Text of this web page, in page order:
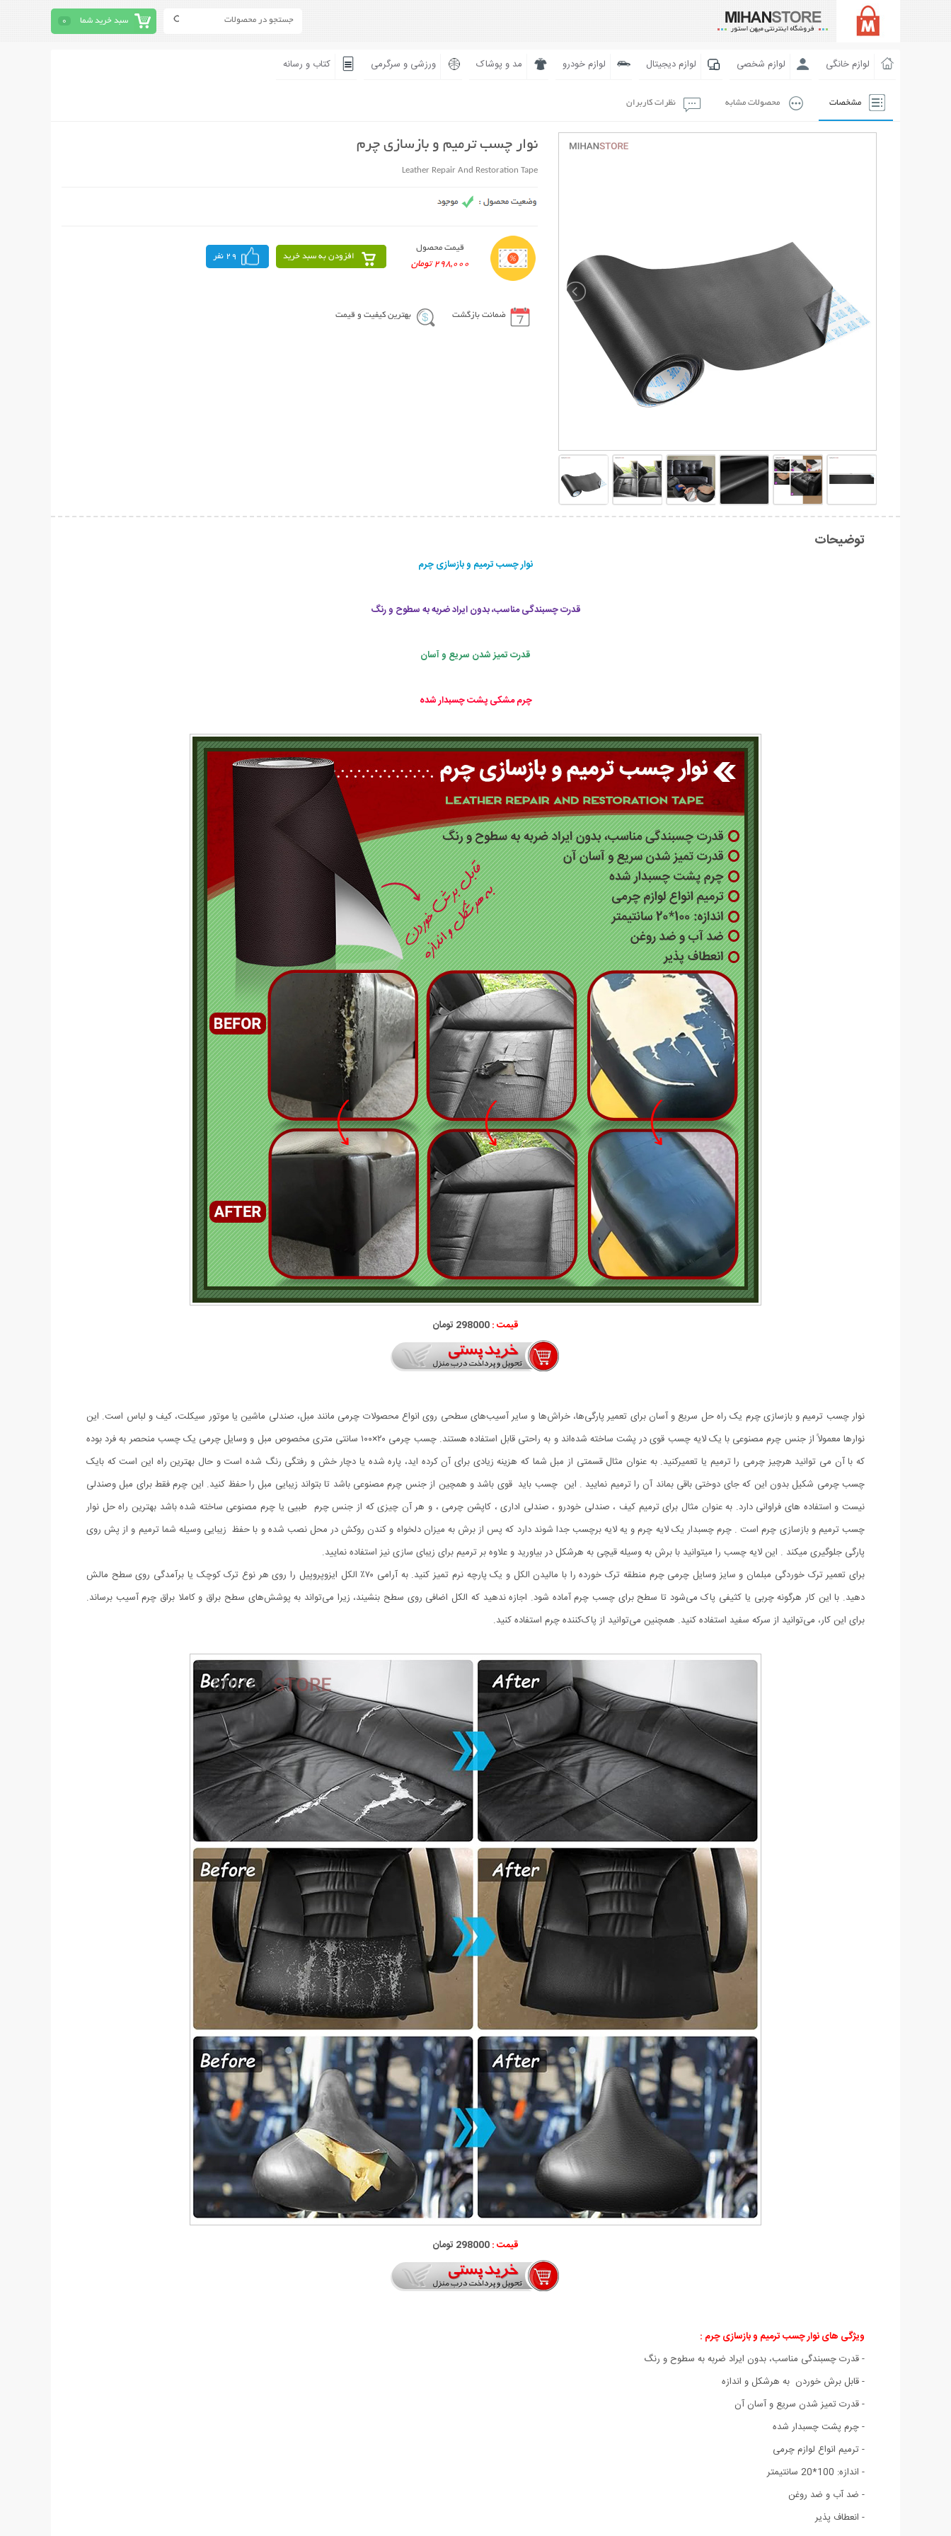
سبد خرید شما 0
لوازم خانگی لوازم شخصی لوازم دیجیتال لوازم خودرو مد و پوشاک ورزشی و سرگرمی کتاب و رسانه
مشخصات محصولات مشابه نظرات کاربران
نوار چسب ترمیم و بازسازی چرم
Leather Repair And Restoration Tape
قیمت محصول
298,000 تومان
افزودن به سبد خرید 29 نفر
ضمانت بازگشت بهترین کیفیت و قیمت
توضیحات
نوار چسب ترمیم و بازسازی چرم
قدرت چسبندگی مناسب، بدون ایراد ضربه به سطوح و رنگ
قدرت تمیز شدن سریع و آسان
چرم مشکی پشت چسبدار شده
قیمت :298000 تومان
نوار چسب ترمیم و بازسازی چرم یک راه حل سریع و آسان برای تعمیر پارگی‌ها، خراش‌ها و سایر آسیب‌های سطحی روی انواع محصولات چرمی مانند مبل، صندلی ماشین یا موتور سیکلت، کیف و لباس است. این
نوارها معمولاً از جنس چرم مصنوعی با یک لایه چسب قوی در پشت ساخته شده‌اند و به راحتی قابل استفاده هستند. چسب چرمی ۲۰×۱۰۰ سانتی متری مخصوص مبل و وسایل چرمی یک چسب منحصر به فرد بوده
که با آن می توانید هرچیز چرمی را ترمیم یا تعمیرکنید. به عنوان مثال قسمتی از مبل شما که هزینه زیادی برای آن کرده اید، پاره شده یا دچار خش و رفتگی رنگ شده است و حال بهترین راه این است که بایک
چسب چرمی شکیل بدون این که جای دوختی باقی بماند آن را ترمیم نمایید . این چسب باید قوی باشد و همچین از جنس چرم مصنوعی باشد تا بتواند زیبایی مبل را حفظ کنید. این چرم فقط برای مبل وصندلی
نیست و استفاده های فراوانی دارد. به عنوان مثال برای ترمیم کیف ، صندلی خودرو ، صندلی اداری ، کاپشن چرمی ، و هر آن چیزی که از جنس چرم طبیی یا چرم مصنوعی ساخته شده باشد بهترین راه حل نوار
چسب ترمیم و بازسازی چرم است . چرم چسبدار یک لایه چرم و یه لایه برچسب جدا شوند دارد که پس از برش به میزان دلخواه و کندن روکش در محل نصب شده و با حفظ زیبایی وسیله شما ترمیم و از پش روی
پارگی جلوگیری میکند . این لایه چسب را میتوانید با برش به وسیله قیچی به هرشکل در بیاورید و علاوه بر ترمیم برای زیبای سازی نیز استفاده نمایید.
برای تعمیر ترک خوردگی مبلمان و سایز وسایل چرمی چرم منطقه ترک خورده را با مالیدن الکل و یک پارچه نرم تمیز کنید. به آرامی ۷۰٪ الکل ایزوپروپیل را روی هر نوع ترک کوچک یا برآمدگی روی سطح مالش
دهید. با این کار هرگونه چربی یا کثیفی پاک می‌شود تا سطح برای چسب چرم آماده شود. اجازه ندهید که الکل اضافی روی سطح بنشیند، زیرا می‌تواند به پوشش‌های سطح براق و کاملا براق چرم آسیب برساند.
برای این کار، می‌توانید از سرکه سفید استفاده کنید. همچنین می‌توانید از پاک‌کننده چرم استفاده کنید.
قیمت :298000 تومان
ویژگی های نوار چسب ترمیم و بازسازی چرم :
- قدرت چسبندگی مناسب، بدون ایراد ضربه به سطوح و رنگ
- قابل برش خوردن به هرشکل و اندازه
- قدرت تمیز شدن سریع و آسان آن
- چرم پشت چسبدار شده
- ترمیم انواع لوازم چرمی
- اندازه: 100*20 سانتیمتر
- ضد آب و ضد روغن
- انعطاف پذیر